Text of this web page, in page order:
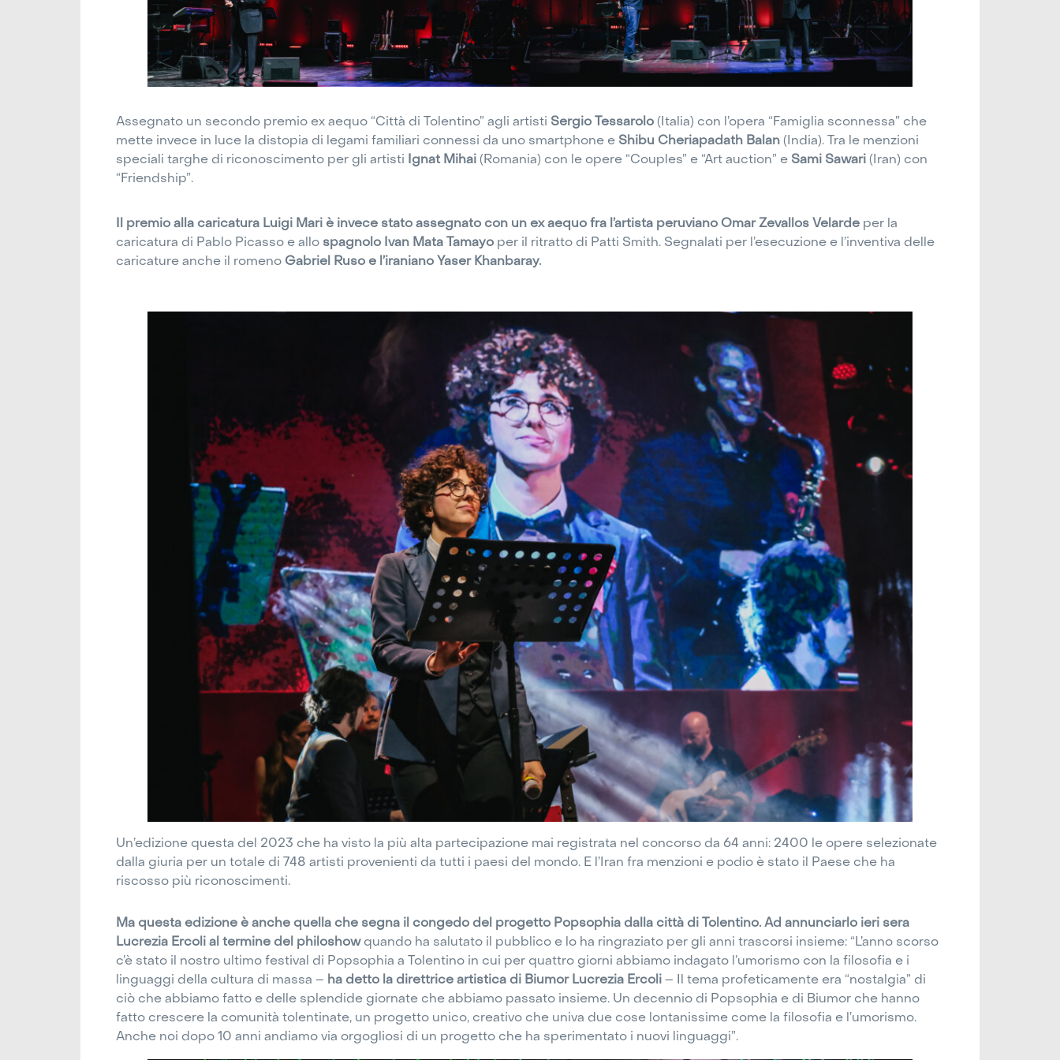
Assegnato un secondo premio ex aequo “Città di Tolentino” agli artisti Sergio Tessarolo (Italia) con l’opera “Famiglia sconnessa” che
mette invece in luce la distopia di legami familiari connessi da uno smartphone e Shibu Cheriapadath Balan (India). Tra le menzioni
speciali targhe di riconoscimento per gli artisti
Ignat Mihai (Romania) con le opere “Couples” e “Art auction” e Sami Sawari (Iran) con
“Friendship”.
Il premio alla caricatura Luigi Mari è invece stato assegnato con un ex aequo fra l’artista peruviano Omar Zevallos Velarde per la
caricatura di Pablo Picasso e allo spagnolo Ivan Mata Tamayo per il ritratto di Patti Smith. Segnalati per l’esecuzione e l’inventiva delle
caricature anche il romeno Gabriel Ruso e l’iraniano Yaser Khanbaray.
Un’edizione questa del 2023 che ha visto la più alta partecipazione mai registrata nel concorso da 64 anni: 2400 le opere selezionate
dalla giuria per un totale di 748 artisti provenienti da tutti i paesi del mondo. E l’Iran fra menzioni e podio è stato il Paese che ha
riscosso più riconoscimenti.
Ma questa edizione è anche quella che segna il congedo del progetto Popsophia dalla città di Tolentino. Ad annunciarlo ieri sera
Lucrezia Ercoli al termine del philoshowquando ha salutato il pubblico e lo ha ringraziato per gli anni trascorsi insieme: “L’anno scorso
c’è stato il nostro ultimo festival di Popsophia a Tolentino in cui per quattro giorni abbiamo indagato l’umorismo con la filosofia e i
linguaggi della cultura di massa – ha detto la direttrice artistica di Biumor Lucrezia Ercoli – Il tema profeticamente era “nostalgia” di
ciò che abbiamo fatto e delle splendide giornate che abbiamo passato insieme. Un decennio di Popsophia e di Biumor che hanno
fatto crescere la comunità tolentinate, un progetto unico, creativo che univa due cose lontanissime come la filosofia e l’umorismo.
Anche noi dopo 10 anni andiamo via orgogliosi di un progetto che ha sperimentato i nuovi linguaggi”.